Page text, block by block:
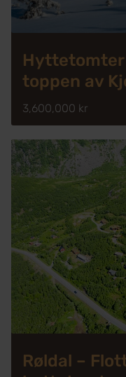
Hyttetomter
toppen av
3,600,000 kr
Røldal –